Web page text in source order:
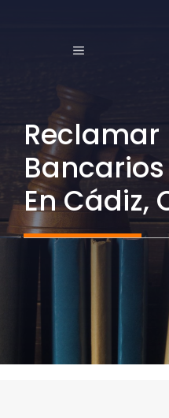
MENÚ
Reclamar
En Cádiz,